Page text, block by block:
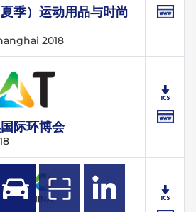
季）运动用品与时尚
2018
际环博会